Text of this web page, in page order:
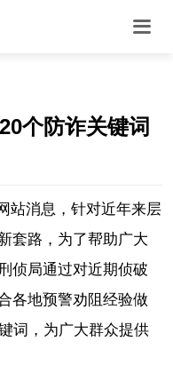
个防诈关键词
站消息，针对近年来层
套路，为了帮助广大
侦局通过对近期侦破
各地预警劝阻经验做
词，为广大群众提供